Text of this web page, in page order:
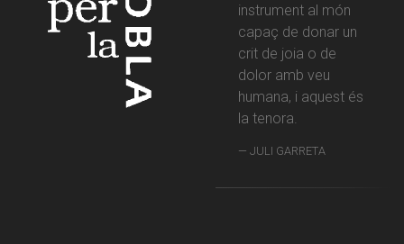
instrument al món
capaç de donar un
crit de joia o de
dolor amb veu
humana, i aquest és
la tenora.
JULI GARRETA